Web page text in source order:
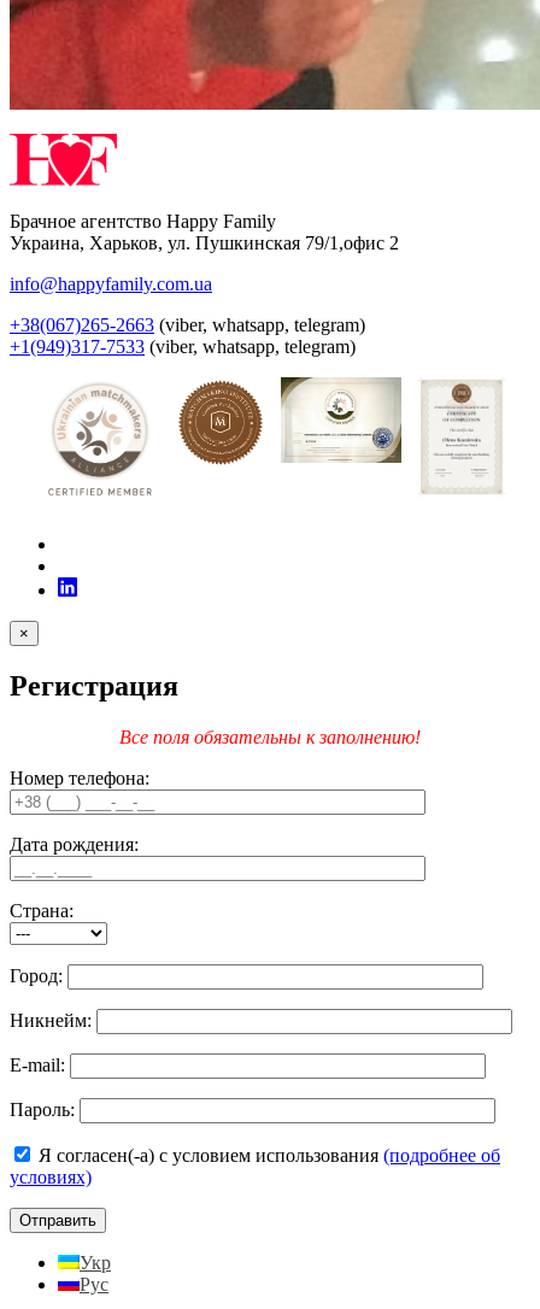
Брачное агентство Happy Family
Украина, Харьков, ул. Пушкинская 79/1,офис 2
info@happyfamily.com.ua
+38(067)265-2663 (viber, whatsapp, telegram)
+1(949)317-7533 (viber, whatsapp, telegram)
×
Регистрация
Все поля обязательны к заполнению!
Номер телефона:
Дата рождения:
Страна:
Город:
Никнейм:
E-mail:
Пароль:
Я согласен(-а) с условием использования (подробнее об
условиях)
Укр
Рус